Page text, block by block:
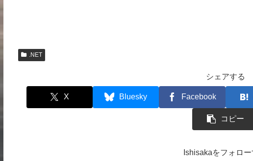
.NET
シェアする
X Bluesky Facebook
コピー
Ishisakaをフォロー